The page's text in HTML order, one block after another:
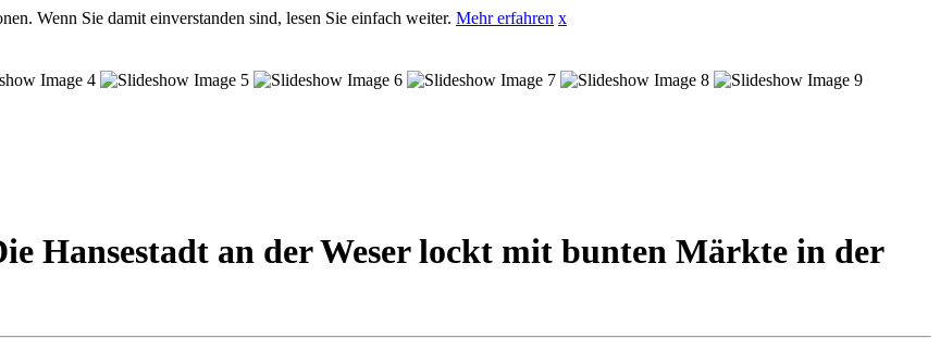
Wenn Sie damit einverstanden sind, lesen Sie einfach weiter. Mehr erfahren x
Hansestadt an der Weser lockt mit bunten Märkte in der